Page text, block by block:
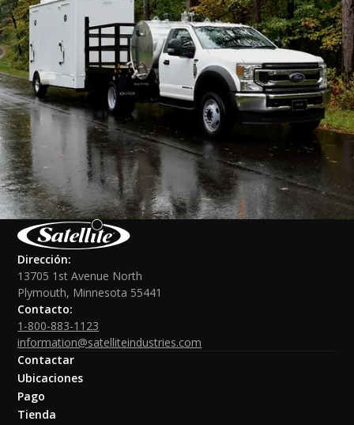
Dirección:
13705 1st Avenue North
Plymouth, Minnesota 55441
Contacto:
1-800-883-1123
information@satelliteindustries.com
Contactar
Ubicaciones
Pago
Tienda